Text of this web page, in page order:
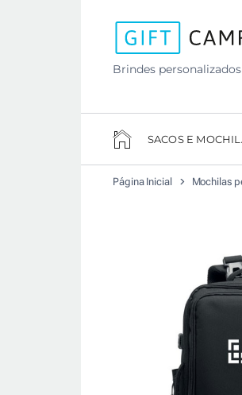
Brindes
SACOS E
Página Inicial Mochilas